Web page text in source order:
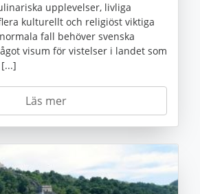
upplevelser, livliga
kulturellt och religiöst viktiga
fall behöver svenska
visum för vistelser i landet som
Läs mer